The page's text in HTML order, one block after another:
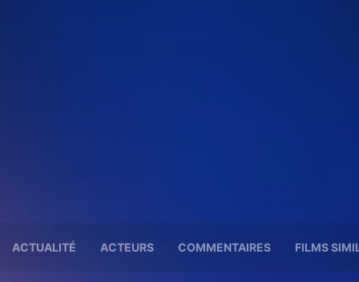
ACTUALITÉ ACTEURS COMMENTAIRES FILMS